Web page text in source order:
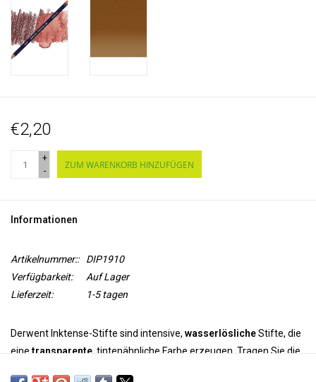
€2,20
+
-
ZUM WARENKORB HINZUFÜGEN
Informationen
Artikelnummer::
DIP1910
Verfügbarkeit:
Auf Lager
Lieferzeit:
1-5 tagen
Derwent Inktense-Stifte sind intensive, wasserlöslicheStifte, die
einetransparente , tintenähnliche Farbe erzeugen. Tragen Sie die